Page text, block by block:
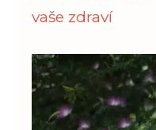
vaše zdraví